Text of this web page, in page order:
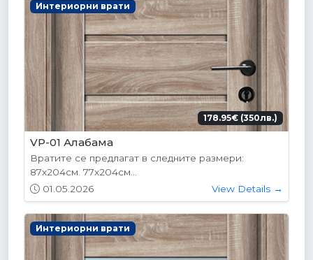
Интериорни врати
178.95€ (350лв.)
VP-01 Алабама
Вратите се предлагат в следните размери:
87х204см. 77х204см...
01.05.2026
View Details →
Интериорни врати